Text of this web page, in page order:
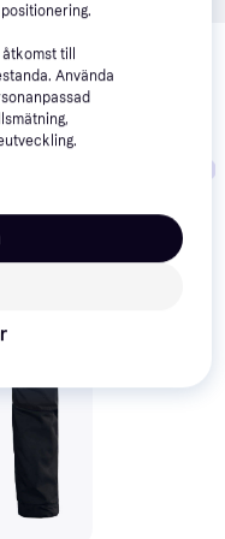
som kanske skulle
till
Använda